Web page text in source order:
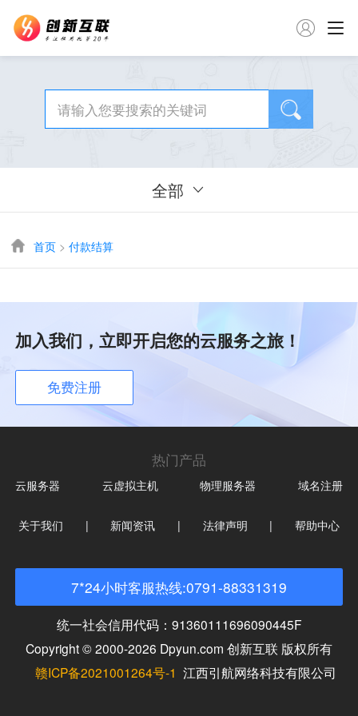

全部
首页 > 付款结算
加入我们，立即开启您的云服务之旅！
免费注册
热门产品
云服务器 云虚拟主机 物理服务器 域名注册
关于我们 | 新闻资讯 | 法律声明 | 帮助中心
7*24小时客服热线:0791-88331319
统一社会信用代码：91360111696090445F
Copyright © 2000-2026 Dpyun.com 创新互联 版权所有
赣ICP备2021001264号-1 江西引航网络科技有限公司